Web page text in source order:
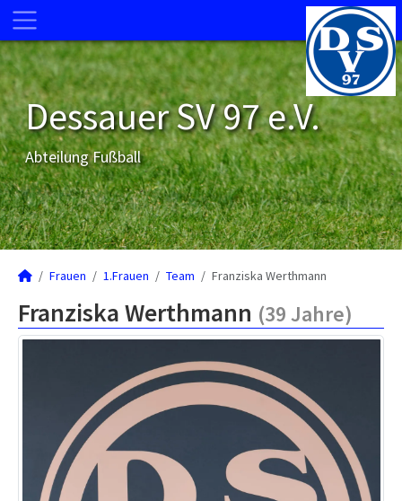
Dessauer SV 97 e.V.
Abteilung Fußball
Frauen 1.Frauen Team Franziska Werthmann
Franziska Werthmann (39 Jahre)